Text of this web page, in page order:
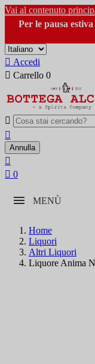
Vai al contenuto
Per le pausa
 Accedi
 Carrello 0


Annulla

 0
MENÙ
Home
Liquori
Altri Liquori
Liquore Anima